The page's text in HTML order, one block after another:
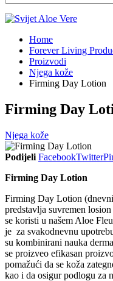
Home
Forever Living
Proizvodi
Njega kože
Firming Day Lotion
Firming Day
Njega kože
Podijeli FacebookTwitter
Firming Day Lotion
Firming Day Lotion
predstavlja suvremen
se koristi u našem Aloe
je za svakodnevnu
su kombinirani nauka
se proizveo efikasan
pomažući da se koža
kao i da osigur podlogu za